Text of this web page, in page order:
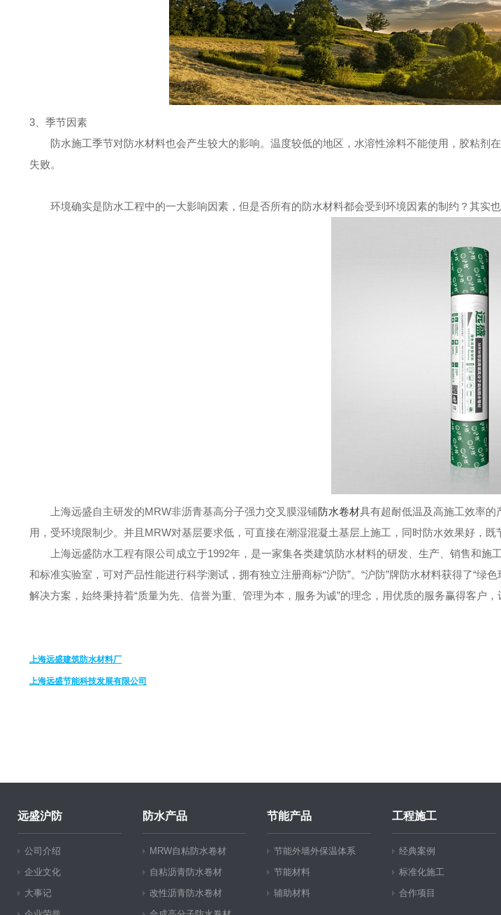
3、季节因素
防水施工季节对防水材料也会产生较大的影响。温度较低的地区，水溶性涂料不能使用，胶粘
失败。
环境确实是防水工程中的一大影响因素，但是否所有的防水材料都会受到环境因素的制约？其实也
上海远盛自主研发的MRW非沥青基高分子强力交叉膜湿铺防水卷材具有超耐低温及高施工效率的
用，受环境限制少。并且MRW对基层要求低，可直接在潮湿混凝土基层上施工，同时防水效果好，既
上海远盛防水工程有限公司成立于1992年，是一家集各类建筑防水材料的研发、生产、销售和
和标准实验室，可对产品性能进行科学测试，拥有独立注册商标“沪防”。“沪防”牌防水材料获得了“绿
解决方案，始终秉持着“质量为先、信誉为重、管理为本，服务为诚”的理念，用优质的服务赢得客户
上海远盛建筑防水材料厂
上海远盛节能科技发展有限公司
远盛沪防
公司介绍
企业文化
大事记
防水产品
MRW自粘防水卷材
自粘沥青防水卷材
改性沥青防水卷材
节能产品
节能外墙外保温体系
节能材料
辅助材料
工程施工
经典案例
标准化施工
合作项目